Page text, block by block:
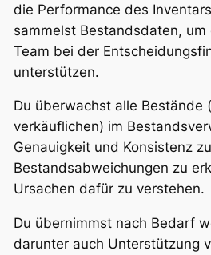
die Performance des
sammelst Bestandsdaten,
Team bei der
unterstützen.
Du überwachst alle Bestände
verkäuflichen) im
Genauigkeit und Konsistenz
Bestandsabweichungen zu
Ursachen dafür zu verstehen.
Du übernimmst nach Bedarf
darunter auch Unterstützung